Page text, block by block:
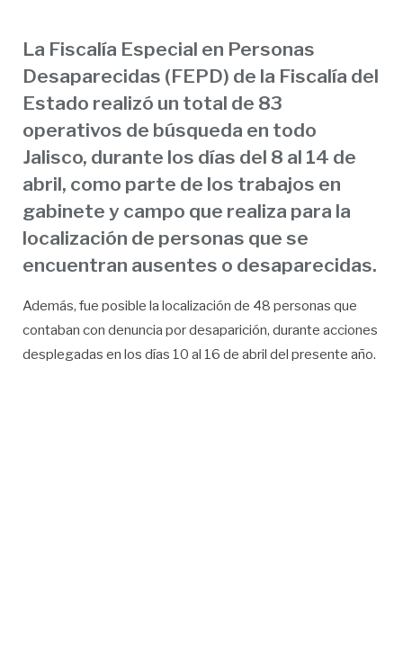
La Fiscalía Especial en Personas
Desaparecidas (FEPD) de la Fiscalía del
Estado realizó un total de 83
operativos de búsqueda en todo
Jalisco, durante los días del 8 al 14 de
abril, como parte de los trabajos en
gabinete y campo que realiza para la
localización de personas que se
encuentran ausentes o desaparecidas.
Además, fue posible la localización de 48 personas que
contaban con denuncia por desaparición, durante acciones
desplegadas en los días 10 al 16 de abril del presente año.